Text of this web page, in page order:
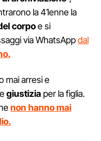
la 41enne la
corpoe si
via WhatsAppdal
mai arresi e
egiustizia per la figlia.
non hanno mai